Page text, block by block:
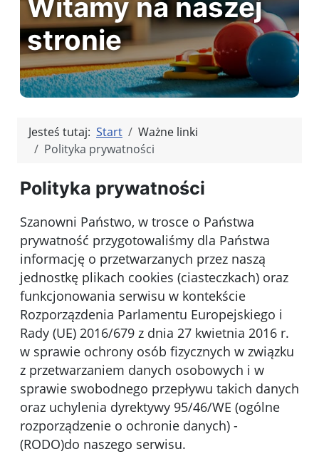
Witamy na naszej
stronie
Jesteś tutaj: Start
Ważne linki
Polityka prywatności
Polityka prywatności
Szanowni Państwo, w trosce o Państwa
prywatność przygotowaliśmy dla Państwa
informację o przetwarzanych przez naszą
jednostkę plikach cookies (ciasteczkach) oraz
funkcjonowania serwisu w kontekście
Rozporzązdenia Parlamentu Europejskiego i
Rady (UE) 2016/679 z dnia 27 kwietnia 2016 r.
w sprawie ochrony osób fizycznych w związku
z przetwarzaniem danych osobowych i w
sprawie swobodnego przepływu takich danych
oraz uchylenia dyrektywy 95/46/WE (ogólne
rozporządzenie o ochronie danych) -
(RODO)do naszego serwisu.